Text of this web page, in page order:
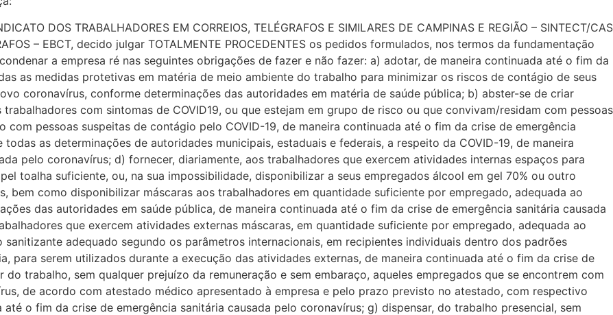
DOS TRABALHADORES EM CORREIOS, TELÉGRAFOS E SIMILARES DE CAMPINAS E REGIÃO – SINTECT/CAS
– EBCT, decido julgar TOTALMENTE PROCEDENTES os pedidos formulados, nos termos da fundamentação
a empresa ré nas seguintes obrigações de fazer e não fazer: a) adotar, de maneira continuada até o fim da
as medidas protetivas em matéria de meio ambiente do trabalho para minimizar os riscos de contágio de seus
coronavírus, conforme determinações das autoridades em matéria de saúde pública; b) abster-se de criar
com sintomas de COVID19, ou que estejam em grupo de risco ou que convivam/residam com pessoas
pessoas suspeitas de contágio pelo COVID-19, de maneira continuada até o fim da crise de emergência
as determinações de autoridades municipais, estaduais e federais, a respeito da COVID-19, de maneira
pelo coronavírus; d) fornecer, diariamente, aos trabalhadores que exercem atividades internas espaços para
toalha suficiente, ou, na sua impossibilidade, disponibilizar a seus empregados álcool em gel 70% ou outro
bem como disponibilizar máscaras aos trabalhadores em quantidade suficiente por empregado, adequada ao
das autoridades em saúde pública, de maneira continuada até o fim da crise de emergência sanitária causada
que exercem atividades externas máscaras, em quantidade suficiente por empregado, adequada ao
adequado segundo os parâmetros internacionais, em recipientes individuais dentro dos padrões
para serem utilizados durante a execução das atividades externas, de maneira continuada até o fim da crise de
trabalho, sem qualquer prejuízo da remuneração e sem embaraço, aqueles empregados que se encontrem com
de acordo com atestado médico apresentado à empresa e pelo prazo previsto no atestado, com respectivo
o fim da crise de emergência sanitária causada pelo coronavírus; g) dispensar, do trabalho presencial, sem